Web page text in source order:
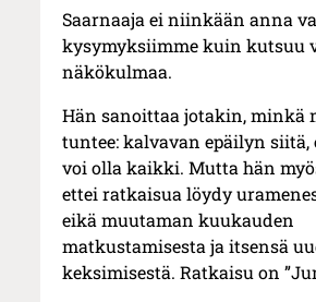
Saarnaaja ei niinkään anna
kysymyksiimme kuin kutsuu
näkökulmaa.
Hän sanoittaa jotakin, minkä
tuntee: kalvavan epäilyn siitä,
voi olla kaikki. Mutta hän
ettei ratkaisua löydy
eikä muutaman kuukauden
matkustamisesta ja itsensä
keksimisestä. Ratkaisu on